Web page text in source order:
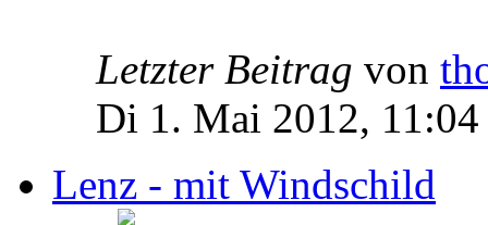
Letzter Beitrag von
Di 1. Mai 2012, 11:04
Lenz - mit Windschild